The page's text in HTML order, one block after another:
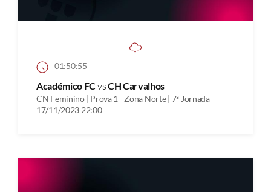
01:50:55
Académico FCvsCH Carvalhos
CN Feminino | Prova 1 - Zona Norte | 7ª Jornada
17/11/2023 22:00